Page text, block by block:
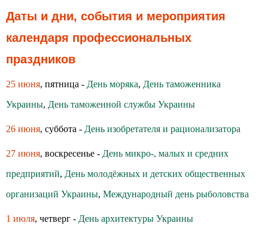
Даты и дни, события и мероприятия
календаря профессиональных
праздников
25 июня, пятница - День моряка, День таможенника
Украины, День таможенной службы Украины
26 июня, суббота - День изобретателя и рационализатора
27 июня, воскресенье - День микро-, малых и средних
предприятий, День молодёжных и детских общественных
организаций Украины, Международный день рыболовства
1 июля, четверг - День архитектуры Украины